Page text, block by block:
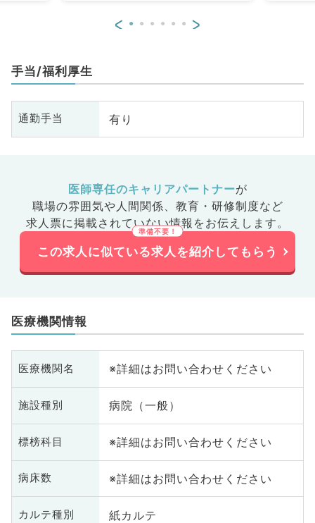
科、乳
腸・肛
科目不
< >
手当/福利厚生
通勤手当 有り
医師専任のキャリアパートナーが
職場の雰囲気や人間関係、 教育・研修制度など
求人票に掲載されていない情報をお伝えします。
この求人に似ている求人を紹介してもらう
医療機関情報
医療機関名 ※詳細はお問い合わせください
施設種別 病院（一般）
標榜科目 ※詳細はお問い合わせください
病床数 ※詳細はお問い合わせください
カルテ種別 紙カルテ